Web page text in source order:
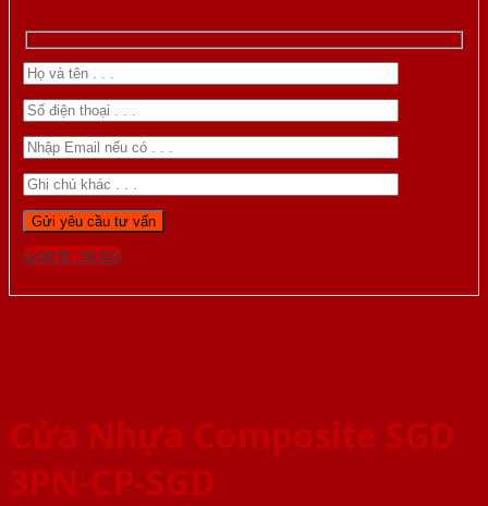
Gọi 0976.169.864
Cửa Nhựa Composite SGD
3PN-CP-SGD